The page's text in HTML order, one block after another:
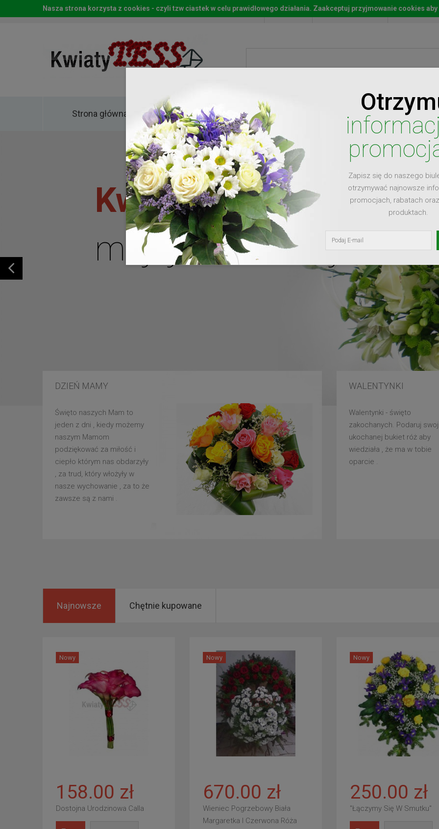
Start Moje konto Lista
Strona główna Kwiaty
Kwiaty dla
mojej ukochanej
DZIEŃ MAMY
Święto naszych Mam to
jeden z dni , kiedy możemy
naszym Mamom
podziękować za miłość i
ciepło którym nas obdarzyły
, za trud, który włożyły w
nasze wychowanie , za to że
zawsze są z nami .
WALENTYNKI
Walentynki - święto
zakochanych. Podaruj
ukochanej bukiet róż aby
wiedziała , że ma w tobie
oparcie .
Zapisz się do naszego
otrzymywać najnowsze
promocjach, rabatach
produktach.
Najnowsze Chętnie kupowane
Nowy
158.00 zł
Dostojna Urodzinowa Calla
Nowy
670.00 zł
Wieniec Pogrzebowy Biała
Margaretka I Czerwona Róża
Nowy
250.00 zł
"Łączymy Się W Smutku"
Nasza strona korzysta z cookies - czyli tzw ciastek w celu prawidłowego działania. Zaakceptuj przyjmowanie cookies